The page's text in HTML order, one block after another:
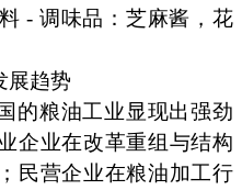
- 调味品：芝麻酱，花
展趋势
的粮油工业显现出强劲
企业在改革重组与结构
民营企业在粮油加工行